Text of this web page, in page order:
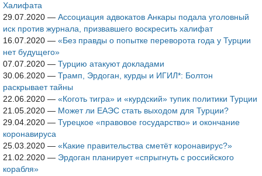
Халифата
29.07.2020 — Ассоциация адвокатов Анкары подала уголовный
иск против журнала, призвавшего воскресить халифат
16.07.2020 — «Без правды о попытке переворота года у Турции
нет будущего»
07.07.2020 — Турцию атакуют докладами
30.06.2020 — Трамп, Эрдоган, курды и ИГИЛ*: Болтон
раскрывает тайны
22.06.2020 — «Коготь тигра» и «курдский» тупик политики Турции
21.05.2020 — Может ли ЕАЭС стать выходом для Турции?
29.04.2020 — Турецкое «правовое государство» и окончание
коронавируса
25.03.2020 — «Какие правительства сметёт коронавирус?»
21.02.2020 — Эрдоган планирует «спрыгнуть с российского
корабля»